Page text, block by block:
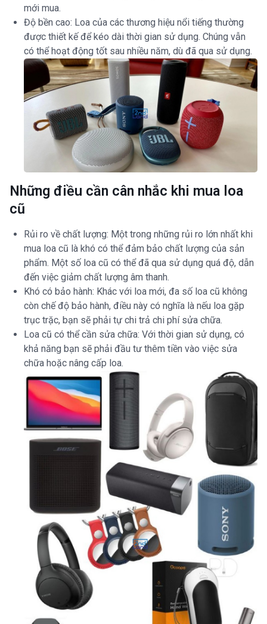
mới mua.
Độ bền cao: Loa của các thương hiệu nổi tiếng thường
được thiết kế để kéo dài thời gian sử dụng. Chúng vẫn
có thể hoạt động tốt sau nhiều năm, dù đã qua sử dụng.
Những điều cần cân nhắc khi mua loa
cũ
Rủi ro về chất lượng: Một trong những rủi ro lớn nhất khi
mua loa cũ là khó có thể đảm bảo chất lượng của sản
phẩm. Một số loa cũ có thể đã qua sử dụng quá độ, dẫn
đến việc giảm chất lượng âm thanh.
Khó có bảo hành: Khác với loa mới, đa số loa cũ không
còn chế độ bảo hành, điều này có nghĩa là nếu loa gặp
trục trặc, bạn sẽ phải tự chi trả chi phí sửa chữa.
Loa cũ có thể cần sửa chữa: Với thời gian sử dụng, có
khả năng bạn sẽ phải đầu tư thêm tiền vào việc sửa
chữa hoặc nâng cấp loa.